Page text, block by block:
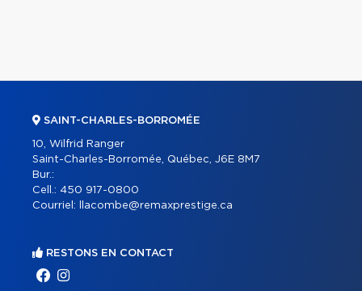
SAINT-CHARLES-BORROMÉE
10, Wilfrid Ranger
Saint-Charles-Borromée, Québec, J6E 8M7
Bur.:
Cell.: 450 917-0800
Courriel:
llacombe@remaxprestige.ca
RESTONS EN CONTACT